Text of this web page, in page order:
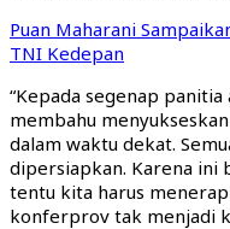
Puan Maharani
TNI Kedepan
“Kepada segenap
membahu
dalam waktu dekat.
dipersiapkan. Karena ini
tentu kita harus
konferprov tak menjadi